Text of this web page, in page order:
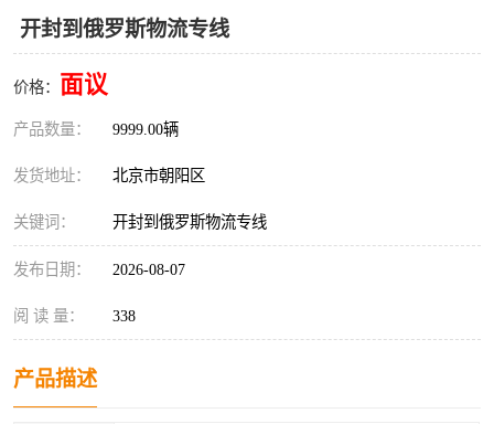
开封到俄罗斯物流专线
价格： 面议
产品数量： 9999.00辆
发货地址： 北京市朝阳区
关键词： 开封到俄罗斯物流专线
发布日期： 2026-08-07
阅 读 量： 338
产品描述